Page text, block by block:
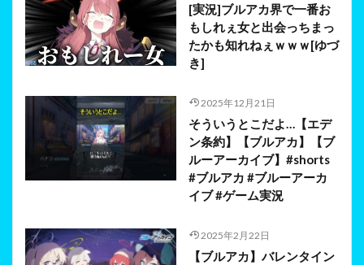
[実況]ブルアカ界で一番お
もしれぇ女と出会っちまっ
たかも知れねぇｗｗｗ[ゆづ
き]
2025年12月21日
そういうとこだよ…【エデ
ン条約】【ブルアカ】【ブ
ルーアーカイブ】#shorts
#ブルアカ #ブルーアーカ
イブ #ゲーム実況
2025年2月22日
【ブルアカ】バレンタイン